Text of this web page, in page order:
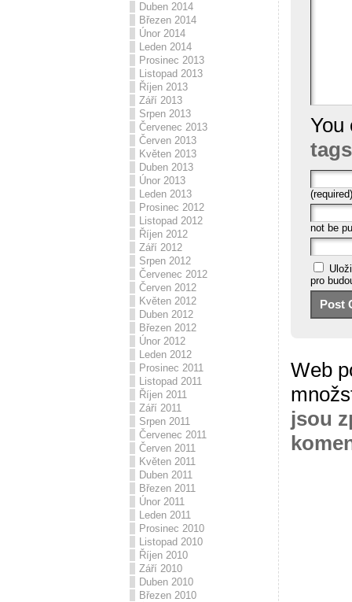
Duben 2014
Březen 2014
Únor 2014
Leden 2014
Prosinec 2013
Listopad 2013
Říjen 2013
Září 2013
Srpen 2013
Červenec 2013
Červen 2013
Květen 2013
Duben 2013
Únor 2013
Leden 2013
Prosinec 2012
Listopad 2012
Říjen 2012
Září 2012
Srpen 2012
Červenec 2012
Červen 2012
Květen 2012
Duben 2012
Březen 2012
Únor 2012
Leden 2012
Prosinec 2011
Listopad 2011
Říjen 2011
Září 2011
Srpen 2011
Červenec 2011
Červen 2011
Květen 2011
Duben 2011
Březen 2011
Únor 2011
Leden 2011
Prosinec 2010
Listopad 2010
Říjen 2010
Září 2010
Duben 2010
Březen 2010
You
tags
(required)
not be
pro
Web
jsou